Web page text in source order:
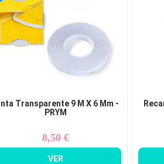
Transparente 9 M X 6 Mm -
PRYM
Precio
8,50 €
VER